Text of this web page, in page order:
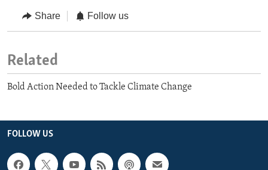
Share Follow us
Related
Bold Action Needed to Tackle Climate Change
FOLLOW US